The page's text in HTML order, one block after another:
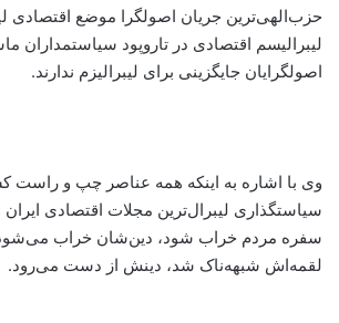
حزب‌الهی‌ترین جریان اصولگرا موضع اقتصادی
لیبرالیسم اقتصادی در تاروپود سیاستمداران
اصولگرایان جایگزینی برای لیبرالیزم ندارند.
وی با اشاره به اینکه همه عناصر چپ و
سیاستگذاری لیبرال‌ترین مجلات اقتصادی
سفره مردم خراب شود، دین‌شان خراب
لقمه‌اش شبهه‌ناک شد، دینش از دست می‌رود.